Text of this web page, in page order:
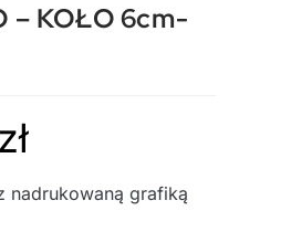
– KOŁO 6cm-
zł
nadrukowaną grafiką